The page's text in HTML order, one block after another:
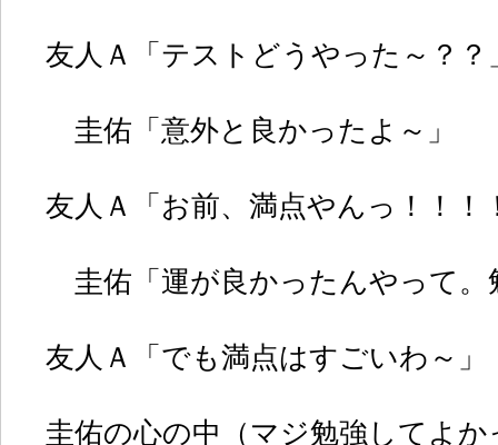
友人Ａ「テストどうやった～？？
圭佑「意外と良かったよ～」
友人Ａ「お前、満点やんっ！！！
圭佑「運が良かったんやって。
友人Ａ「でも満点はすごいわ～」
圭佑の心の中（マジ勉強してよ